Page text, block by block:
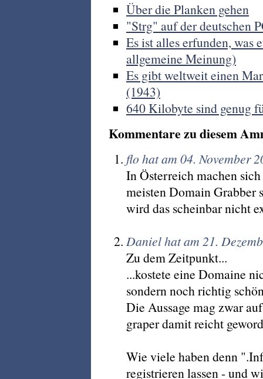
Über die Planken gehen
"Strg" auf der deutschen
Es ist alles erfunden, was
allgemeine Meinung)
Es gibt weltweit einen
(1943)
640 Kilobyte sind genug
Kommentare zu diesem
flo hat am 04. November
In Österreich machen
meisten Domain Grabber
wird das scheinbar nicht
Daniel hat am 21.
Zu dem Zeitpunkt...
...kostete eine Domaine
sondern noch richtig
Die Aussage mag zwar
graper damit reicht
Wie viele haben denn
registrieren lassen - und